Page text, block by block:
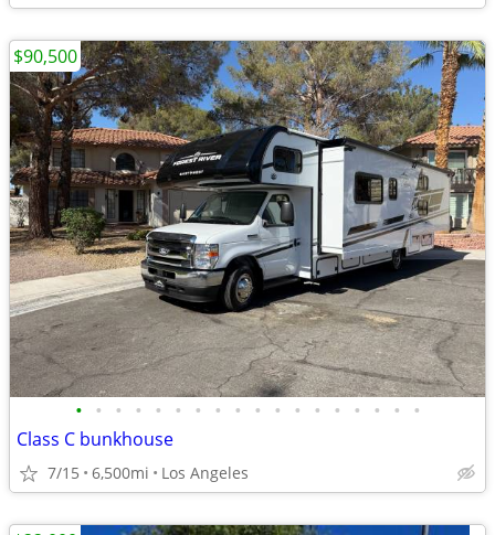
• • • • • • • • • • • • • • • • • •
Class C bunkhouse
7/15 6,500mi Los Angeles
$90,500